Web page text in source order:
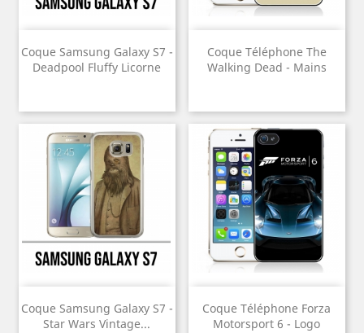
Coque Samsung Galaxy S7 -
Deadpool Fluffy Licorne
Coque Téléphone The
Walking Dead - Mains
Coque Samsung Galaxy S7 -
Star Wars Vintage...
Coque Téléphone Forza
Motorsport 6 - Logo